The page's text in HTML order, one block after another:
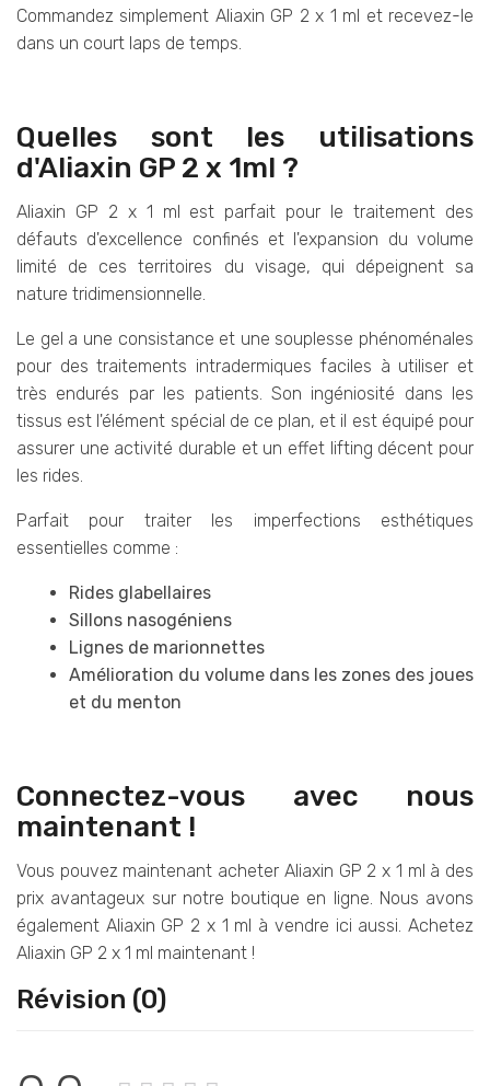
Commandez simplement Aliaxin GP 2 x 1 ml et recevez-le
dans un court laps de temps.
Quelles sont les utilisations
d'Aliaxin GP 2 x 1ml ?
Aliaxin GP 2 x 1 ml est parfait pour le traitement des
défauts d'excellence confinés et l'expansion du volume
limité de ces territoires du visage, qui dépeignent sa
nature tridimensionnelle.
Le gel a une consistance et une souplesse phénoménales
pour des traitements intradermiques faciles à utiliser et
très endurés par les patients. Son ingéniosité dans les
tissus est l'élément spécial de ce plan, et il est équipé pour
assurer une activité durable et un effet lifting décent pour
les rides.
Parfait pour traiter les imperfections esthétiques
essentielles comme :
Rides glabellaires
Sillons nasogéniens
Lignes de marionnettes
Amélioration du volume dans les zones des joues
et du menton
Connectez-vous avec nous
maintenant !
Vous pouvez maintenant acheter Aliaxin GP 2 x 1 ml à des
prix avantageux sur notre boutique en ligne. Nous avons
également Aliaxin GP 2 x 1 ml à vendre ici aussi. Achetez
Aliaxin GP 2 x 1 ml maintenant !
Révision (0)